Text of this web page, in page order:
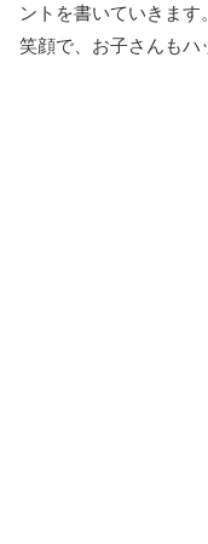
ントを書いていきま
笑顔で、お子さんもハ